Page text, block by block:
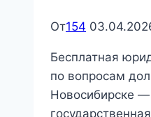
От154
Бесплатная
по вопросам
Новосибирске —